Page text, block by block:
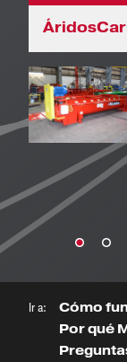
Áridos
Ir a:
Cómo
Por qué